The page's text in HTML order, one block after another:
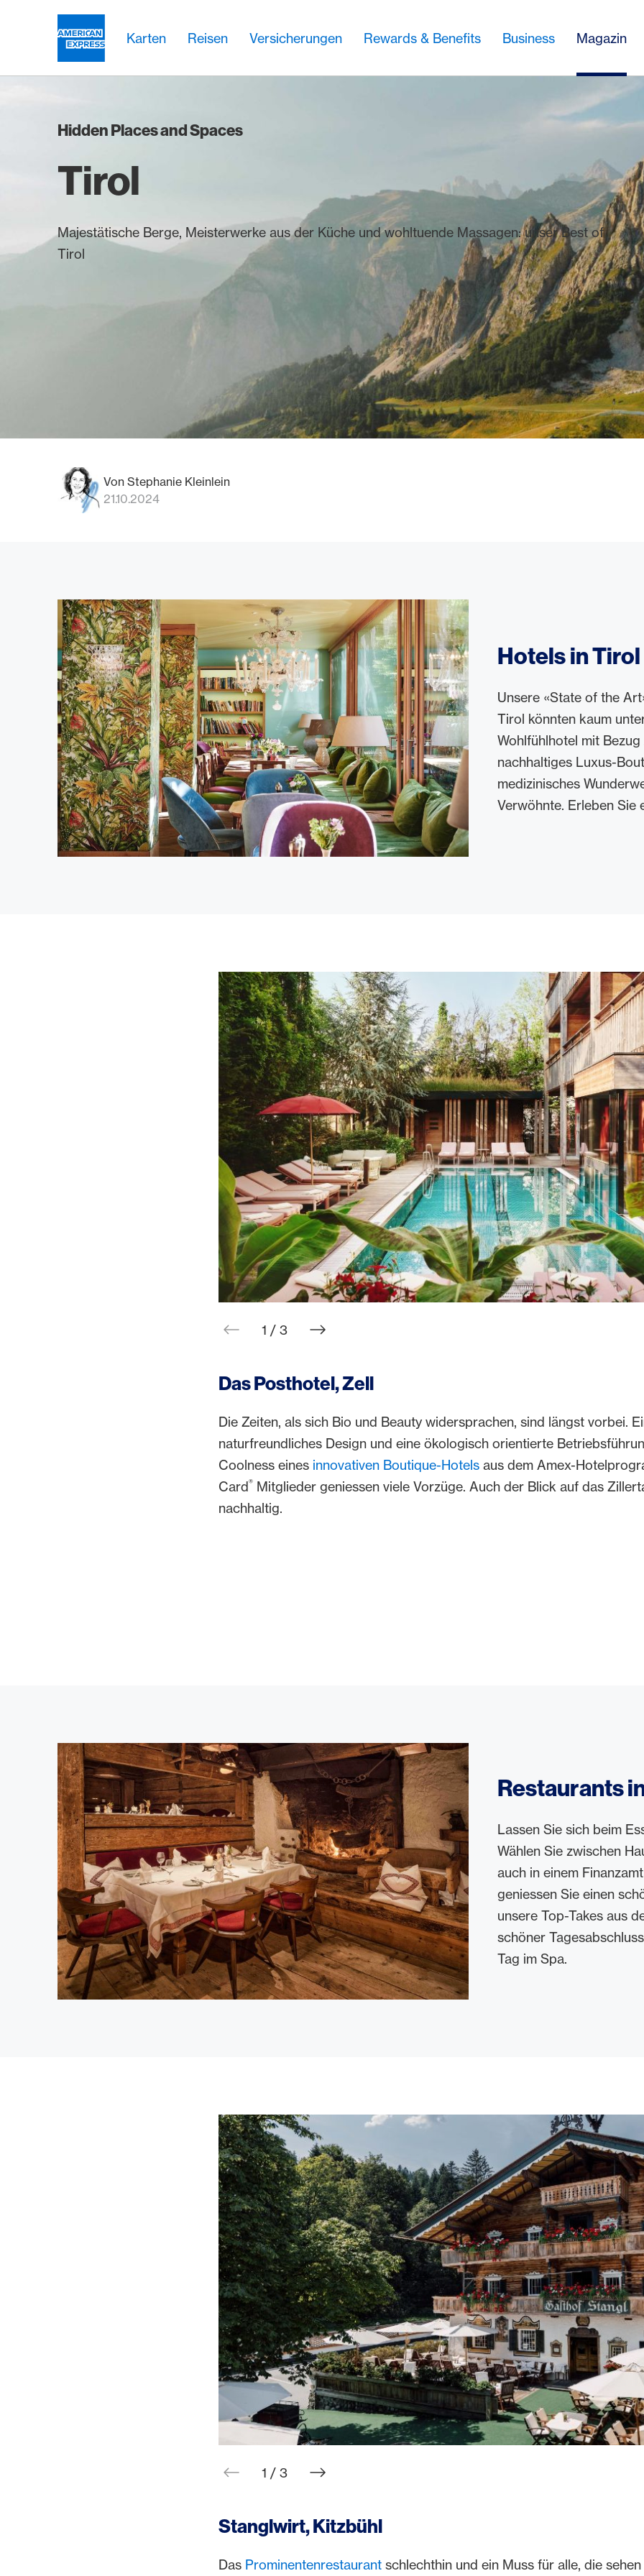
Karten Reisen Versicherungen Rewards & Benefits Business Magazin
Hidden Places and Spaces
Tirol
Majestätische Berge, Meisterwerke aus der Küche und wohltuende Massagen: unser Best of
Tirol
Von Stephanie Kleinlein
21.10.2024
Hotels in Tirol
Unsere «State of the
Tirol könnten kaum
Wohlfühlhotel mit
nachhaltiges Luxus-
medizinisches
Verwöhnte. Erleben Sie
web.slider.arrowPrev
1 / 3 web.slider.arrowNext
Das Posthotel, Zell
Die Zeiten, als sich Bio und Beauty widersprachen, sind längst vorbei.
naturfreundliches Design und eine ökologisch orientierte
Coolness eines innovativen Boutique-Hotels aus dem Amex-
Card® Mitglieder geniessen viele Vorzüge. Auch der Blick auf das
nachhaltig.
Restaurants
Lassen Sie sich beim
Wählen Sie zwischen
auch in einem
geniessen Sie einen
unsere Top-Takes aus
schöner
Tag im Spa.
web.slider.arrowPrev
1 / 3 web.slider.arrowNext
Stanglwirt, Kitzbühl
Das Prominentenrestaurant schlechthin und ein Muss für alle, die